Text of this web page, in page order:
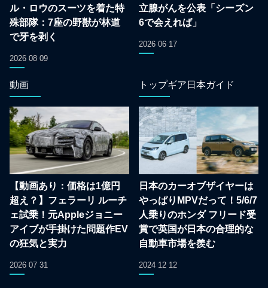
ル・ロウのスーツを着た特
殊部隊：7座の野獣が林道
で牙を剥く
2026 08 09
立腺がんを公表「シーズン
6で会えれば」
2026 06 17
動画
【動画あり：価格は1億円
超え？】フェラーリ ルーチ
ェ試乗！元Appleジョニー
アイブが手掛けた問題作EV
の狂気と実力
2026 07 31
トップギア日本ガイド
日本のカーオブザイヤーは
やっぱりMPVだって！5/6/7
人乗りのホンダ フリード受
賞で英国が日本の合理的な
自動車市場を羨む
2024 12 12